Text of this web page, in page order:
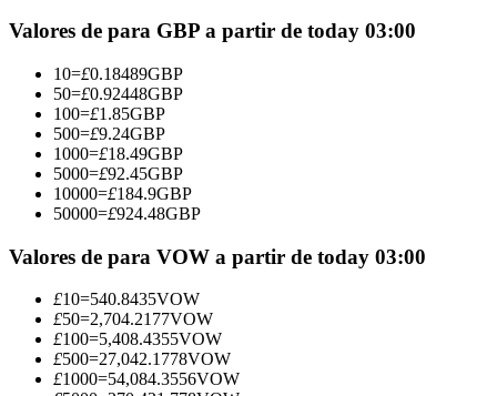
Torne-se um Trader de Cópias
Desfrute da partilha de lucros e comissões de copy trading
Valores de para GBP a partir de today 03:00
10=£0.18489GBP
50=£0.92448GBP
100=£1.85GBP
500=£9.24GBP
1000=£18.49GBP
5000=£92.45GBP
10000=£184.9GBP
50000=£924.48GBP
Valores de para VOW a partir de today 03:00
£10=540.8435VOW
£50=2,704.2177VOW
£100=5,408.4355VOW
£500=27,042.1778VOW
£1000=54,084.3556VOW